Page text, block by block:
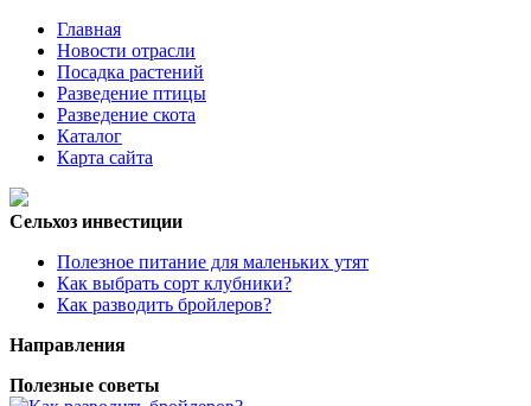
Главная
Новости отрасли
Посадка растений
Разведение птицы
Разведение скота
Каталог
Карта сайта
Сельхоз инвестиции
Полезное питание для маленьких утят
Как выбрать сорт клубники?
Как разводить бройлеров?
Направления
Полезные советы